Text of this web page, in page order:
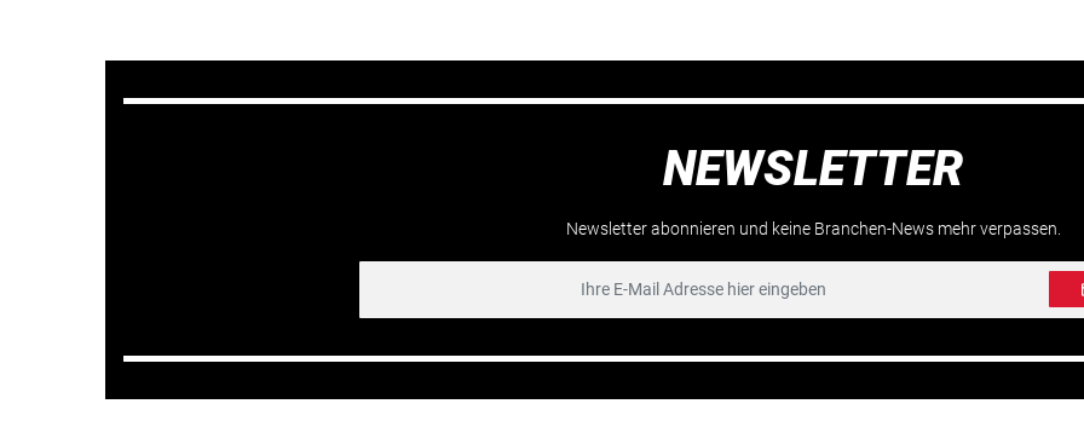
NEWSLETTER
Newsletter abonnieren und keine Branchen-News mehr verpassen.